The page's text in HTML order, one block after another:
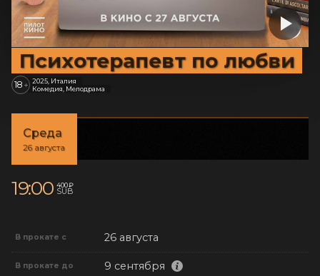
Психотерапевт по любви
18 + 2025, Италия
Комедия, Мелодрама
Среда
26 августа
19:00 400 ₽
SUB
В прокате с 26 августа
В прокате до 9 сентября